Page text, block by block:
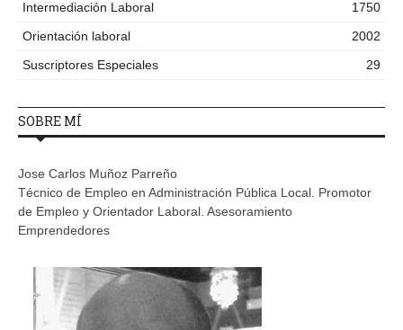
Intermediación Laboral
1750
Orientación laboral
2002
Suscriptores Especiales
29
SOBRE MÍ
Jose Carlos Muñoz Parreño
Técnico de Empleo en Administración Pública Local. Promotor
de Empleo y Orientador Laboral. Asesoramiento
Emprendedores